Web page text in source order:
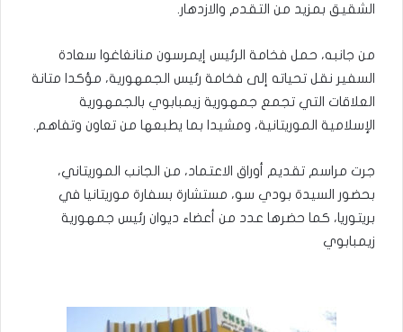
الشقيق بمزيد من التقدم والازدهار.
من جانبه، حمل فخامة الرئيس إيمرسون منانغاغوا سعادة
السفير نقل تحياته إلى فخامة رئيس الجمهورية، مؤكدا متانة
العلاقات التي تجمع جمهورية زيمبابوي بالجمهورية
الإسلامية الموريتانية، ومشيدا بما يطبعها من تعاون وتفاهم.
جرت مراسم تقديم أوراق الاعتماد، من الجانب الموريتاني،
بحضور السيدة بودي سو، مستشارة بسفارة موريتانيا في
بريتوريا، كما حضرها عدد من أعضاء ديوان رئيس جمهورية
زيمبابوي